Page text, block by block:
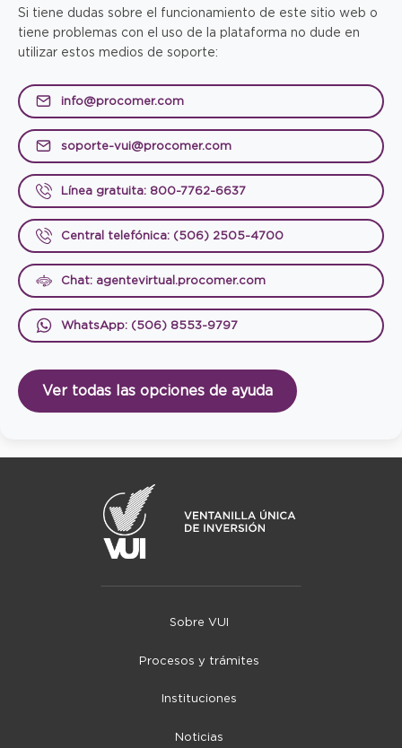
Si tiene dudas sobre el funcionamiento de este sitio web o
tiene problemas con el uso de la plataforma no dude en
utilizar estos medios de soporte:
info@procomer.com
soporte-vui@procomer.com
Línea gratuita: 800-7762-6637
Central telefónica: (506) 2505-4700
Chat: agentevirtual.procomer.com
WhatsApp: (506) 8553-9797
Ver todas las opciones de ayuda
Sobre VUI
Procesos y trámites
Instituciones
Noticias